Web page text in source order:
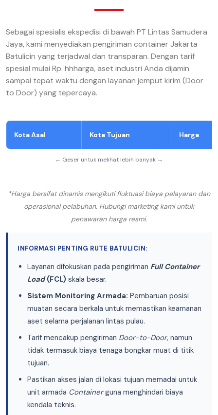
Sebagai spesialis ekspedisi di bawah PT Lintas Samudera
Jaya, kami menyediakan pengiriman container Jakarta
Batulicin yang terjadwal dan transparan. Dengan tarif
spesial mulai Rp. hhharga, aset industri Anda dijamin
sampai tepat waktu dengan layanan jemput kirim (Door
to Door) yang tepercaya.
Kota Asal Kota Tujuan Harga
← Geser untuk melihat lebih banyak →
*Harga bersifat dinamis mengikuti fluktuasi biaya pelayaran dan
operasional pelabuhan. Hubungi marketing kami untuk
penawaran harga resmi.
INFORMASI PENTING RUTE BATULICIN:
Layanan difokuskan pada pengiriman Full Container
Load(FCL) skala besar.
Sistem Monitoring Armada: Pembaruan posisi
muatan secara berkala untuk memastikan keamanan
aset selama perjalanan lintas pulau.
Tarif mencakup pengiriman Door-to-Door, namun
tidak termasuk biaya tenaga bongkar muat di titik
tujuan.
Pastikan akses jalan di lokasi tujuan memadai untuk
unit armada Containerguna menghindari biaya
kendala teknis.